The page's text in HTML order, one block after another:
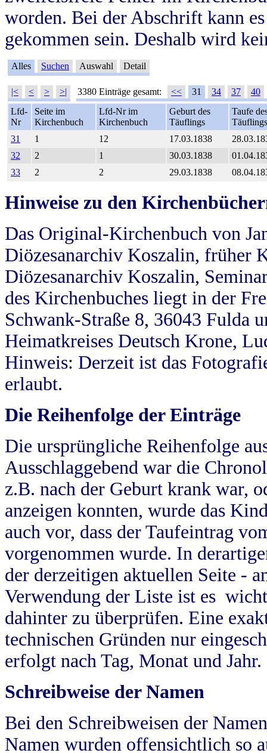
worden. Bei der Abschrift kann
gekommen sein. Deshalb wird
Alles Suchen Auswahl Detail
|< < > >| 3380 Einträge gesamt: << 31 34 37
40
Lfd-
Nr
Seite im
Kirchenbuch
Lfd-Nr im
Kirchenbuch
Geburt des
Täuflings
Taufe
Täuflings
31
1 12 17.03.1838
32
2 1 30.03.1838
33
2 2 29.03.1838
Hinweise zu den
Das Original-Kirchenbuch von
Diözesanarchiv Koszalin, früher
Diözesanarchiv Koszalin,
des Kirchenbuches liegt in der
Schwank-Straße 8, 36043 Fulda
Heimatkreises Deutsch Krone,
Hinweis: Derzeit ist das
erlaubt.
Die Reihenfolge der Einträge
Die ursprüngliche Reihenfolge
Ausschlaggebend war die
z.B. nach der Geburt krank war,
anzeigen konnten, wurde das
auch vor, dass der Taufeintrag
vorgenommen wurde. In
der derzeitigen aktuellen Seite -
Verwendung der Liste ist es
dahinter zu überprüfen. Eine
technischen Gründen nur
erfolgt nach Tag, Monat und Jahr.
Schreibweise der Namen
Bei den Schreibweisen der
Namen wurden offensichtlich so